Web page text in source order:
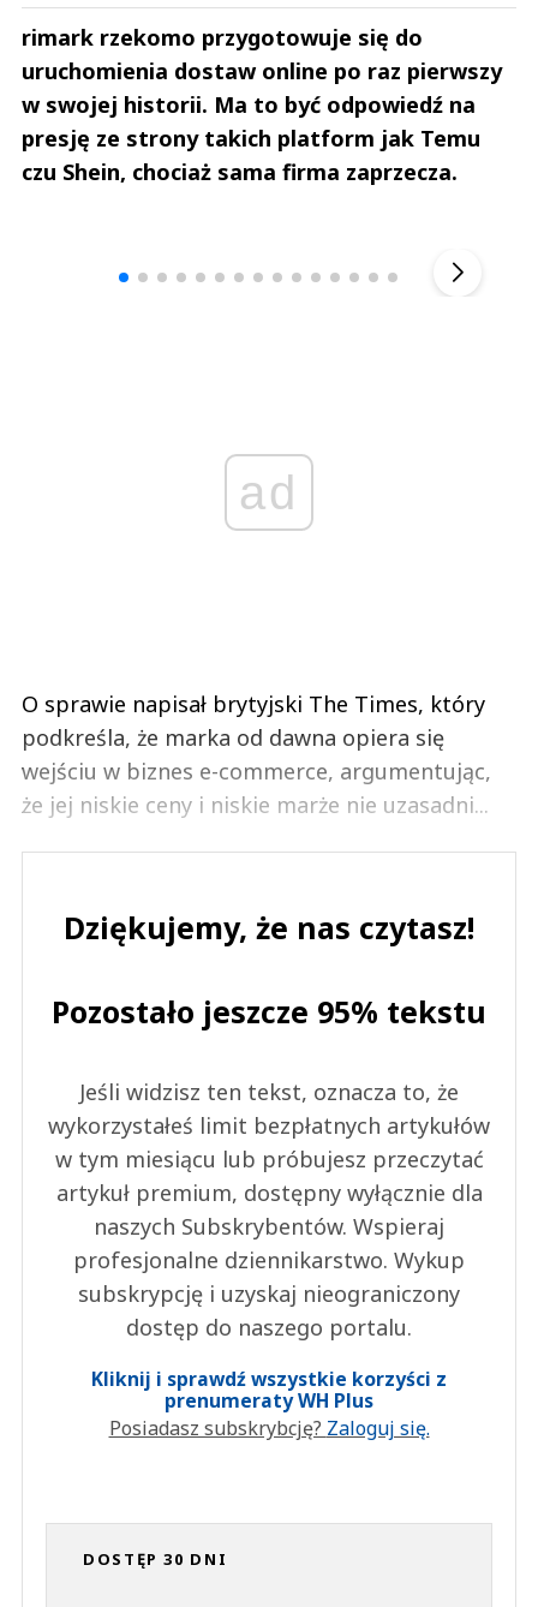
rimark rzekomo przygotowuje się do
uruchomienia dostaw online po raz pierwszy
w swojej historii. Ma to być odpowiedź na
presję ze strony takich platform jak Temu
czu Shein, chociaż sama firma zaprzecza.
ad
O sprawie napisał brytyjski The Times, który
podkreśla, że marka od dawna opiera się
wejściu w biznes e-commerce, argumentując,
że jej niskie ceny i niskie marże nie uzasadni...
Dziękujemy, że nas czytasz!
Pozostało jeszcze 95% tekstu
Jeśli widzisz ten tekst, oznacza to, że
wykorzystałeś limit bezpłatnych artykułów
w tym miesiącu lub próbujesz przeczytać
artykuł premium, dostępny wyłącznie dla
naszych Subskrybentów. Wspieraj
profesjonalne dziennikarstwo. Wykup
subskrypcję i uzyskaj nieograniczony
dostęp do naszego portalu.
Kliknij i sprawdź wszystkie korzyści z
prenumeraty WH Plus
Posiadasz subskrybcję? Zaloguj się.
DOSTĘP 30 DNI